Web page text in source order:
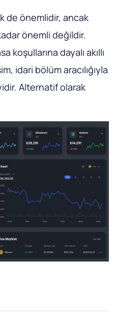
de önemlidir, ancak
önemli değildir.
koşullarına dayalı akıllı
idari bölüm aracılığıyla
Alternatif olarak